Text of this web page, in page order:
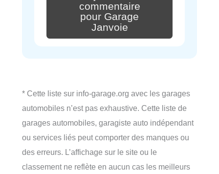
commentaire
pour Garage
Janvoie
* Cette liste sur info-garage.org avec les garages
automobiles n’est pas exhaustive. Cette liste de
garages automobiles, garagiste auto indépendant
ou services liés peut comporter des manques ou
des erreurs. L’affichage sur le site ou le
classement ne reflète en aucun cas les meilleurs